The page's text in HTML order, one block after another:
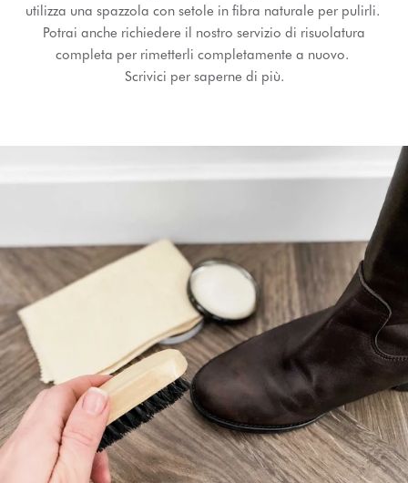
utilizza una spazzola con setole in fibra naturale per pulirli.
Potrai anche richiedere il nostro servizio di risuolatura
completa per rimetterli completamente a nuovo.
Scrivici per saperne di più.